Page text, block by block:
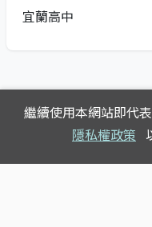
宜蘭高中
繼續使用本網站即代
隱私權政策